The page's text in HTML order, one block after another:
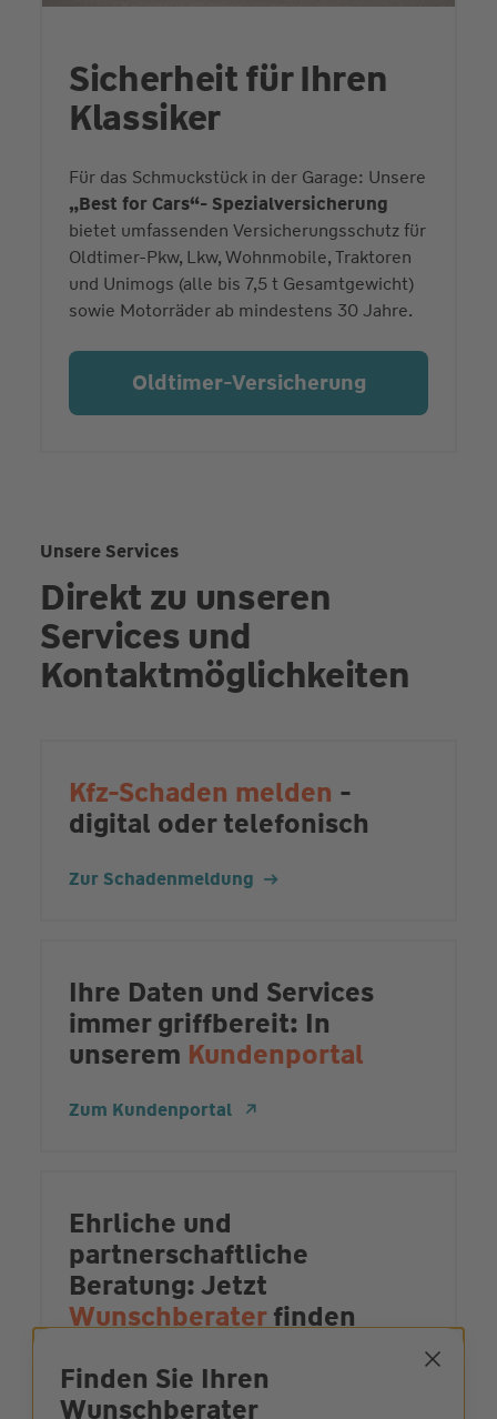
Finden Sie Ihren
Wunsch­berater
Sicherheit für Ihren
Klassiker
Für das Schmuckstück in der Garage: Unsere
„Best for Cars“- Spezialversicherung
bietet umfassenden Versicherungsschutz für
Oldtimer-Pkw, Lkw, Wohnmobile, Traktoren
und Unimogs (alle bis 7,5 t Gesamtgewicht)
sowie Motorräder ab mindestens 30 Jahre.
Oldtimer-Versicherung
Unsere Services
Direkt zu unseren
Services und
Kontaktmöglichkeiten
Kfz-Schaden melden -
digital oder telefonisch
Zur Schadenmeldung
Ihre Daten und Services
immer griffbereit: In
unserem Kundenportal
Zum Kundenportal
Ehrliche und
partnerschaftliche
Beratung: Jetzt
Wunschberaterfinden
Zur Beratersuche